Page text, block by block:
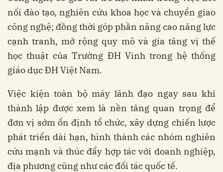
nối đào tạo, nghiên cứu khoa học và chuyển giao
công nghệ; đồng thời góp phần nâng cao năng lực
cạnh tranh, mở rộng quy mô và gia tăng vị thế
học thuật của Trường ĐH Vinh trong hệ thống
giáo dục ĐH Việt Nam.
Việc kiện toàn bộ máy lãnh đạo ngay sau khi
thành lập được xem là nền tảng quan trọng để
đơn vị sớm ổn định tổ chức, xây dựng chiến lược
phát triển dài hạn, hình thành các nhóm nghiên
cứu mạnh và thúc đẩy hợp tác với doanh nghiệp,
địa phương cũng như các đối tác quốc tế.